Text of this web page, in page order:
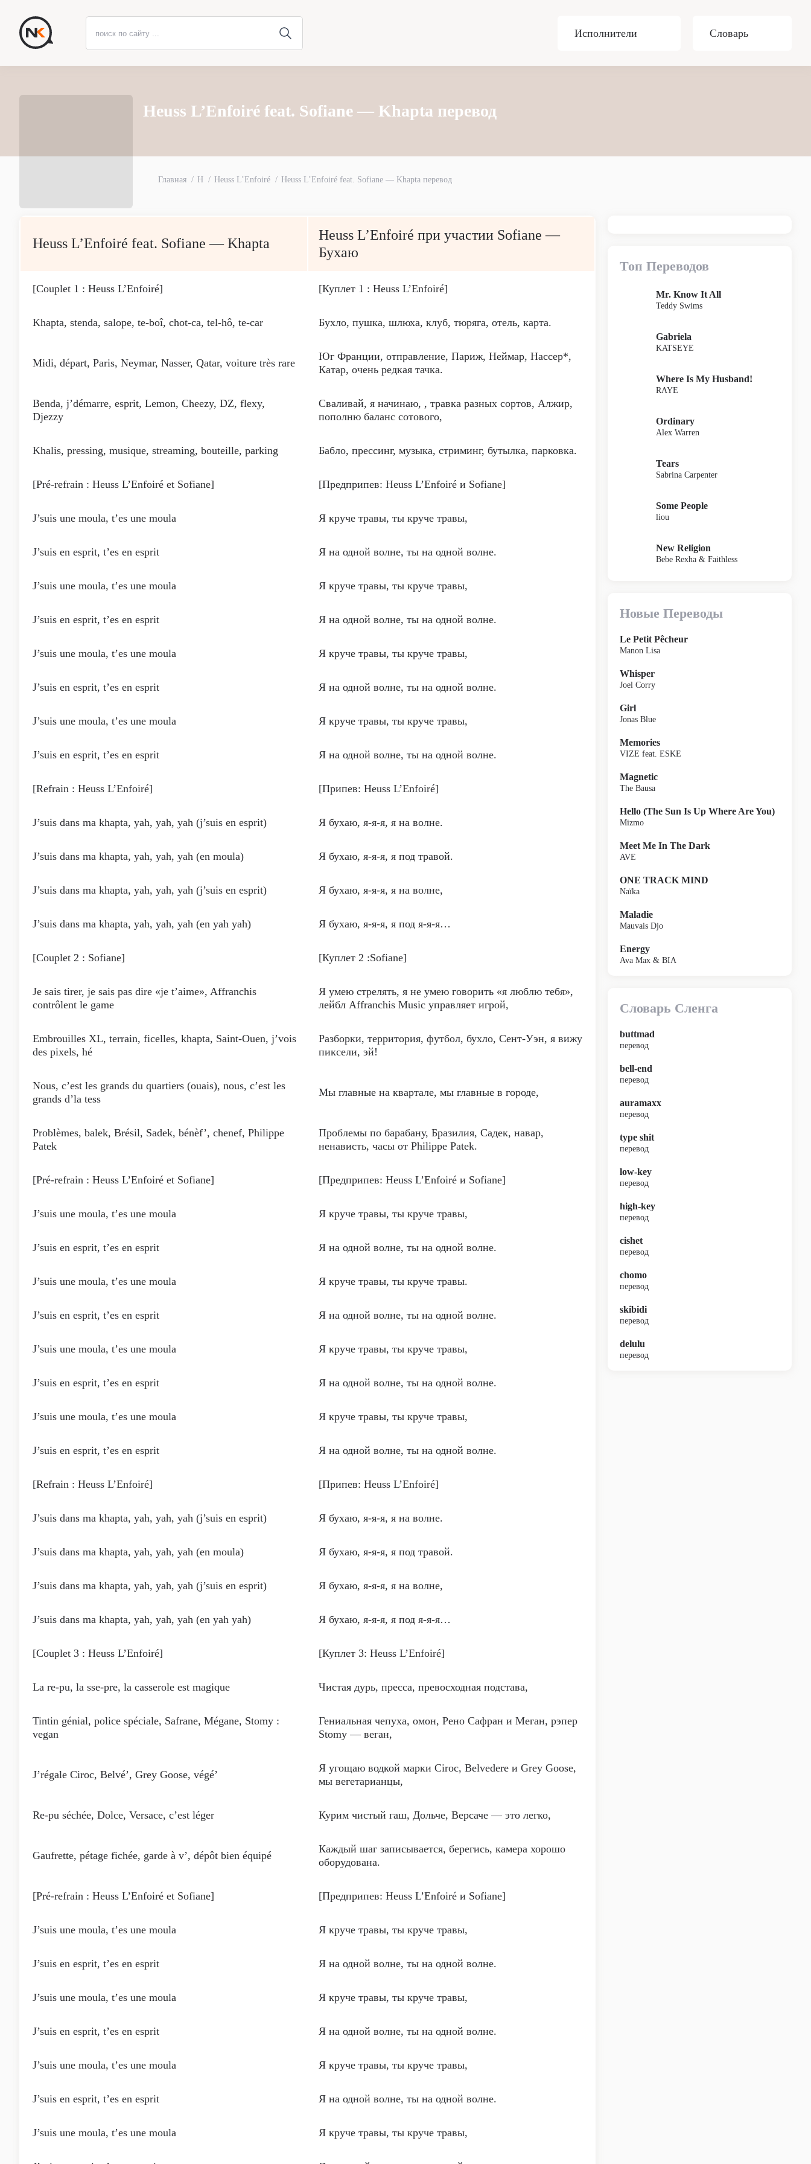
Исполнители Словарь
Heuss L’Enfoiré feat. Sofiane — Khapta перевод
Главная H Heuss L’Enfoiré Heuss L’Enfoiré feat. Sofiane — Khapta перевод
Heuss L’Enfoiré feat. Sofiane — Khapta
Heuss L’Enfoiré при участии Sofiane —
Бухаю
[Couplet 1 : Heuss L’Enfoiré] [Куплет 1 : Heuss L’Enfoiré]
Khapta, stenda, salope, te-boî, chot-ca, tel-hô, te-car Бухло, пушка, шлюха, клуб, тюряга, отель, карта.
Midi, départ, Paris, Neymar, Nasser, Qatar, voiture très rare
Юг Франции, отправление, Париж, Неймар, Нассер*,
Катар, очень редкая тачка.
Benda, j’démarre, esprit, Lemon, Cheezy, DZ, flexy,
Djezzy
Сваливай, я начинаю, , травка разных сортов, Алжир,
пополню баланс сотового,
Khalis, pressing, musique, streaming, bouteille, parking Бабло, прессинг, музыка, стриминг, бутылка, парковка.
[Pré-refrain : Heuss L’Enfoiré et Sofiane] [Предприпев: Heuss L’Enfoiré и Sofiane]
J’suis une moula, t’es une moula Я круче травы, ты круче травы,
J’suis en esprit, t’es en esprit Я на одной волне, ты на одной волне.
J’suis une moula, t’es une moula Я круче травы, ты круче травы,
J’suis en esprit, t’es en esprit Я на одной волне, ты на одной волне.
J’suis une moula, t’es une moula Я круче травы, ты круче травы,
J’suis en esprit, t’es en esprit Я на одной волне, ты на одной волне.
J’suis une moula, t’es une moula Я круче травы, ты круче травы,
J’suis en esprit, t’es en esprit Я на одной волне, ты на одной волне.
[Refrain : Heuss L’Enfoiré] [Припев: Heuss L’Enfoiré]
J’suis dans ma khapta, yah, yah, yah (j’suis en esprit) Я бухаю, я-я-я, я на волне.
J’suis dans ma khapta, yah, yah, yah (en moula) Я бухаю, я-я-я, я под травой.
J’suis dans ma khapta, yah, yah, yah (j’suis en esprit) Я бухаю, я-я-я, я на волне,
J’suis dans ma khapta, yah, yah, yah (en yah yah) Я бухаю, я-я-я, я под я-я-я…
[Couplet 2 : Sofiane] [Куплет 2 :Sofiane]
Je sais tirer, je sais pas dire «je t’aime», Affranchis
contrôlent le game
Я умею стрелять, я не умею говорить «я люблю тебя»,
лейбл Affranchis Music управляет игрой,
Embrouilles XL, terrain, ficelles, khapta, Saint-Ouen, j’vois
des pixels, hé
Разборки, территория, футбол, бухло, Сент-Уэн, я вижу
пиксели, эй!
Nous, c’est les grands du quartiers (ouais), nous, c’est les
grands d’la tess
Мы главные на квартале, мы главные в городе,
Problèmes, balek, Brésil, Sadek, bénèf’, chenef, Philippe
Patek
Проблемы по барабану, Бразилия, Садек, навар,
ненависть, часы от Philippe Patek.
[Pré-refrain : Heuss L’Enfoiré et Sofiane] [Предприпев: Heuss L’Enfoiré и Sofiane]
J’suis une moula, t’es une moula Я круче травы, ты круче травы,
J’suis en esprit, t’es en esprit Я на одной волне, ты на одной волне.
J’suis une moula, t’es une moula Я круче травы, ты круче травы.
J’suis en esprit, t’es en esprit Я на одной волне, ты на одной волне.
J’suis une moula, t’es une moula Я круче травы, ты круче травы,
J’suis en esprit, t’es en esprit Я на одной волне, ты на одной волне.
J’suis une moula, t’es une moula Я круче травы, ты круче травы,
J’suis en esprit, t’es en esprit Я на одной волне, ты на одной волне.
[Refrain : Heuss L’Enfoiré] [Припев: Heuss L’Enfoiré]
J’suis dans ma khapta, yah, yah, yah (j’suis en esprit) Я бухаю, я-я-я, я на волне.
J’suis dans ma khapta, yah, yah, yah (en moula) Я бухаю, я-я-я, я под травой.
J’suis dans ma khapta, yah, yah, yah (j’suis en esprit) Я бухаю, я-я-я, я на волне,
J’suis dans ma khapta, yah, yah, yah (en yah yah) Я бухаю, я-я-я, я под я-я-я…
[Couplet 3 : Heuss L’Enfoiré] [Куплет 3: Heuss L’Enfoiré]
La re-pu, la sse-pre, la casserole est magique Чистая дурь, пресса, превосходная подстава,
Tintin génial, police spéciale, Safrane, Mégane, Stomy :
vegan
Гениальная чепуха, омон, Рено Сафран и Меган, рэпер
Stomy — веган,
J’régale Ciroc, Belvé’, Grey Goose, végé’
Я угощаю водкой марки Ciroc, Belvedere и Grey Goose,
мы вегетарианцы,
Re-pu séchée, Dolce, Versace, c’est léger Курим чистый гаш, Дольче, Версаче — это легко,
Gaufrette, pétage fichée, garde à v’, dépôt bien équipé
Каждый шаг записывается, берегись, камера хорошо
оборудована.
[Pré-refrain : Heuss L’Enfoiré et Sofiane] [Предприпев: Heuss L’Enfoiré и Sofiane]
J’suis une moula, t’es une moula Я круче травы, ты круче травы,
J’suis en esprit, t’es en esprit Я на одной волне, ты на одной волне.
J’suis une moula, t’es une moula Я круче травы, ты круче травы,
J’suis en esprit, t’es en esprit Я на одной волне, ты на одной волне.
J’suis une moula, t’es une moula Я круче травы, ты круче травы,
J’suis en esprit, t’es en esprit Я на одной волне, ты на одной волне.
J’suis une moula, t’es une moula Я круче травы, ты круче травы,
Топ Переводов
Mr. Know It All
Teddy Swims
Gabriela
KATSEYE
Where Is My Husband!
RAYE
Ordinary
Alex Warren
Tears
Sabrina Carpenter
Some People
liou
New Religion
Bebe Rexha & Faithless
Новые Переводы
Le Petit Pêcheur
Manon Lisa
Whisper
Joel Corry
Girl
Jonas Blue
Memories
VIZE feat. ESKE
Magnetic
The Bausa
Hello (The Sun Is Up Where Are You)
Mizmo
Meet Me In The Dark
AVE
ONE TRACK MIND
Naïka
Maladie
Mauvais Djo
Energy
Ava Max & BIA
Словарь Сленга
buttmad
перевод
bell-end
перевод
auramaxx
перевод
type shit
перевод
low-key
перевод
high-key
перевод
cishet
перевод
chomo
перевод
skibidi
перевод
delulu
перевод